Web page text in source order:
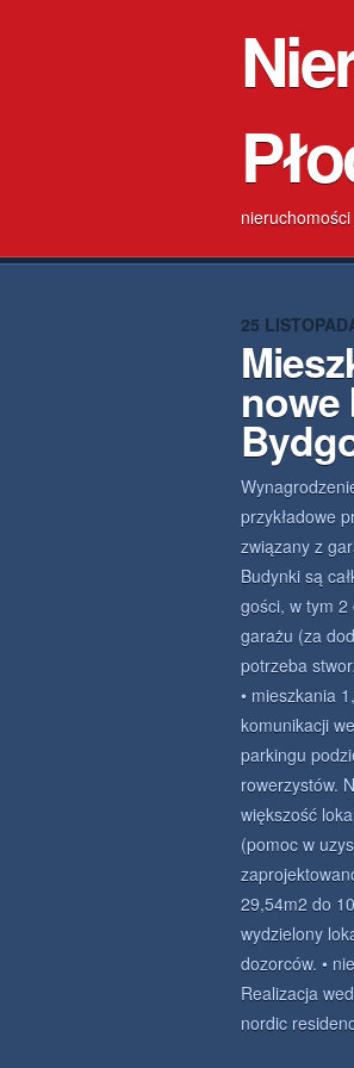
25
przykładowe
związany z
Budynki są
gości, w tym 2
garażu (za
potrzeba
• mieszkania
komunikacji
parkingu
rowerzystów.
większość
(pomoc w
29,54m2 do
wydzielony
dozorców. •
Realizacja
nordic